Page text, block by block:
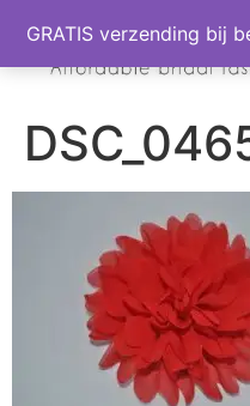
GRATIS verzending bij